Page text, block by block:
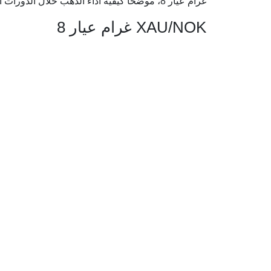
XAU/NOK غرام عيار 8